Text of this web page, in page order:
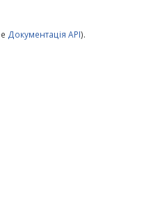
Документація API).